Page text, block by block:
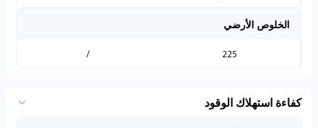
الخلوص الأرضي
225
/
كفاءة استهلاك الوقود